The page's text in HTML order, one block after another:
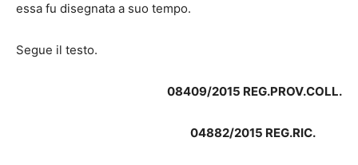
essa fu disegnata a suo tempo.
Segue il testo.
08409/2015 REG.PROV.COLL.
04882/2015 REG.RIC.